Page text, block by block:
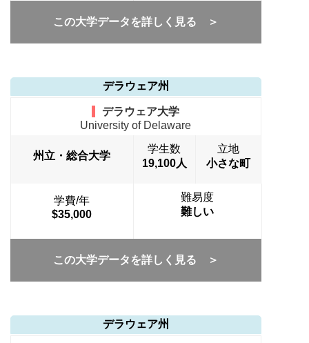
この大学データを詳しく見る ＞
デラウェア州
デラウェア大学
University of Delaware
州立・総合大学
学生数
19,100人
立地
小さな町
学費/年
$35,000
難易度
難しい
この大学データを詳しく見る ＞
デラウェア州